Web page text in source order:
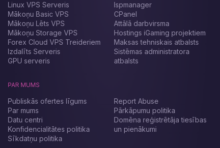
Linux VPS Serveris
Mākoņu Basic VPS
Mākoņu Lēts VPS
Mākoņu Storage VPS
Forex Cloud VPS Treideriem
Izdalīts Serveris
GPU serveris
Ispmanager
CPanel
Attālā darbvirsma
Hostings iGaming projektiem
Maksas tehniskais atbalsts
Sistēmas administratora
atbalsts
PAR MUMS
Publiskās ofertes līgums
Par mums
Datu centri
Konfidencialitātes politika
Sīkdatņu politika
Report Abuse
Pārkāpumu politika
Domēna reģistrētāja tiesības
un pienākumi